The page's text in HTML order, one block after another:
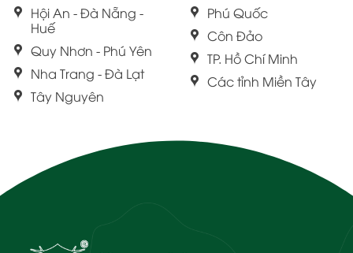
Hội An - Đà Nẵng -
Huế
Quy Nhơn - Phú Yên
Nha Trang - Đà Lạt
Tây Nguyên
Phú Quốc
Côn Đảo
TP. Hồ Chí Minh
Các tỉnh Miền Tây